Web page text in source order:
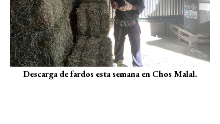
Descarga de fardos esta semana en Chos Malal.